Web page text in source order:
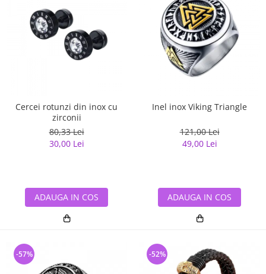
Cercei rotunzi din inox cu
zirconii
80,33 Lei
30,00 Lei
ADAUGA IN COS
Inel inox Viking Triangle
121,00 Lei
49,00 Lei
ADAUGA IN COS
-57% -52%